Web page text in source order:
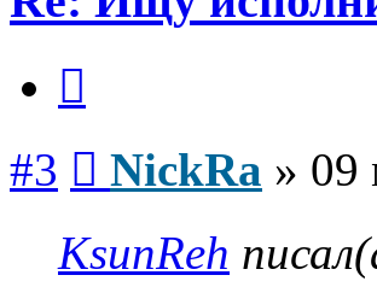
#3 NickRa » 09
KsunReh